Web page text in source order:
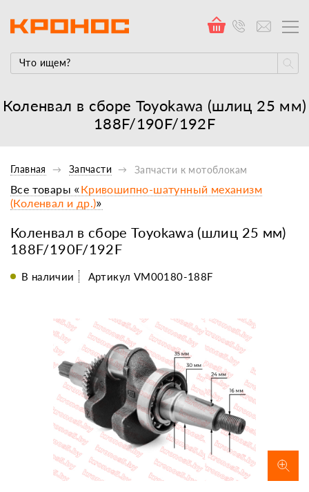
Коленвал в сборе Toyokawa (шлиц 25 мм)
188F/190F/192F
Главная Запчасти Запчасти к мотоблокам
Коленвал в сборе Toyokawa (шлиц 25 мм)
188F/190F/192F
Все товары «Кривошипно-шатунный механизм
(Коленвал и др.)»
В наличии Артикул VM00180-188F